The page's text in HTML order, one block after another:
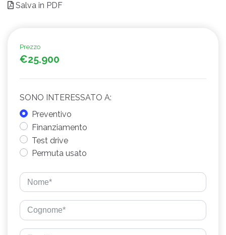
Salva in PDF
Prezzo
€25.900
SONO INTERESSATO A:
Preventivo
Finanziamento
Test drive
Permuta usato